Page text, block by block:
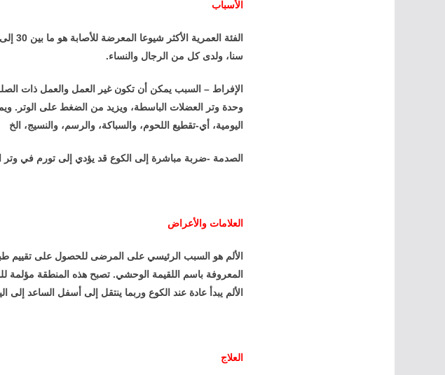
الأسباب
سنا، ولدى كل من الرجال والنساء.
الإفراط – السبب يمكن أن تكون غير العمل والعمل ذات
وحدة وتر العضلات الباسطة، ويزيد من الضغط على الوتر.
اليومية، أي-تقطيع اللحوم، والسباكة، والرسم، والنسيج، الخ
الصدمة -ضربة مباشرة إلى الكوع قد يؤدي إلى تورم في وتر
العلامات والأعراض
الألم هو السبب الرئيسي على المرضى للحصول على تقييم
المعروفة باسم اللقيمة الوحشي. تصبح هذه المنطقة مؤلمة
الألم يبدأ عادة عند الكوع وربما ينتقل إلى أسفل الساعد
العلاج